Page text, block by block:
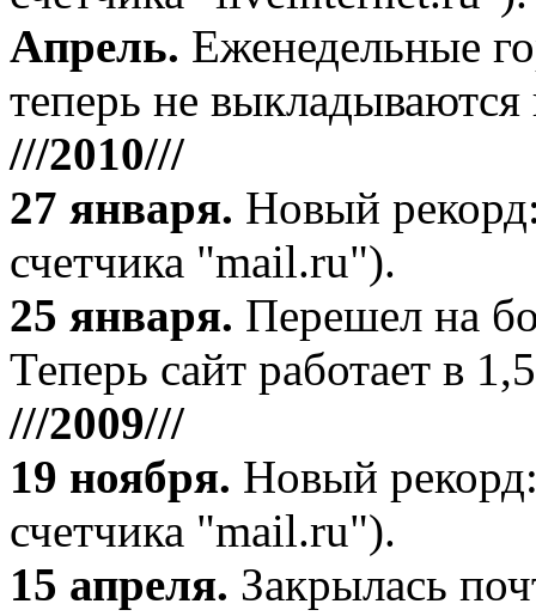
Апрель. Еженедельные
теперь не выкладываются
///2010///
27 января. Новый
счетчика "mail.ru").
25 января. Перешел на
Теперь сайт работает в
///2009///
19 ноября. Новый
счетчика "mail.ru").
15 апреля. Закрылась